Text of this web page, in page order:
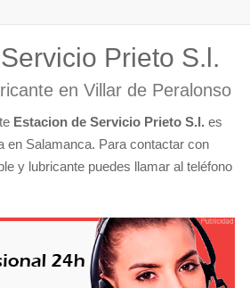
Prieto S.l.
en Villar de Peralonso
Estacion de Servicio Prieto S.l. es
en Salamanca. Para contactar con
y lubricante puedes llamar al teléfono